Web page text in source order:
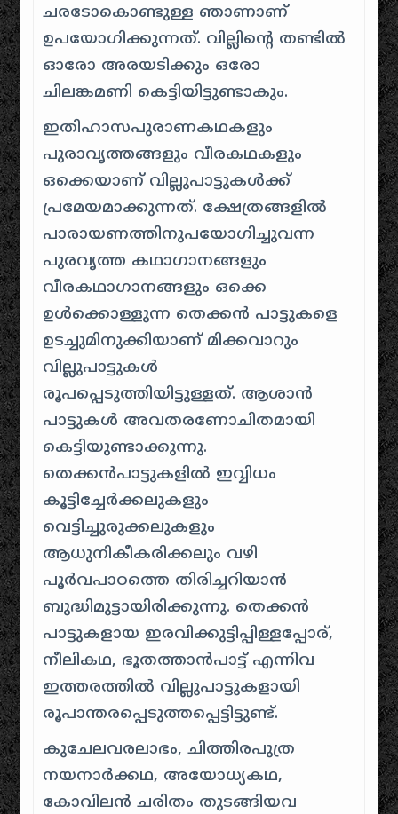
ചരടോകൊണ്ടുള്ള ഞാണാണ്‌
ഉപയോഗിക്കുന്നത്. വില്ലിന്റെ തണ്ടിൽ
ഓരോ അരയടിക്കും ഒരോ
ചിലങ്കമണി കെട്ടിയിട്ടുണ്ടാകും.
ഇതിഹാസപുരാണകഥകളും
പുരാവൃത്തങ്ങളും വീരകഥകളും
ഒക്കെയാണ്‌ വില്ലുപാട്ടുകൾക്ക്
പ്രമേയമാക്കുന്നത്. ക്ഷേത്രങ്ങളിൽ
പാരായണത്തിനുപയോഗിച്ചുവന്ന
പുരവൃത്ത കഥാഗാനങ്ങളും
വീരകഥാഗാനങ്ങളും ഒക്കെ
ഉൾക്കൊള്ളുന്ന തെക്കൻ പാട്ടുകളെ
ഉടച്ചുമിനുക്കിയാണ്‌ മിക്കവാറും
വില്ലുപാട്ടുകൾ
രൂപപ്പെടുത്തിയിട്ടുള്ളത്. ആശാൻ
പാട്ടുകൾ അവതരണോചിതമായി
കെട്ടിയുണ്ടാക്കുന്നു.
തെക്കൻപാട്ടുകളിൽ ഇവ്വിധം
കൂട്ടിച്ചേർക്കലുകളും
വെട്ടിച്ചുരുക്കലുകളും
ആധുനികീകരിക്കലും വഴി
പൂർവപാഠത്തെ തിരിച്ചറിയാൻ
ബുദ്ധിമുട്ടായിരിക്കുന്നു. തെക്കൻ
പാട്ടുകളായ ഇരവിക്കുട്ടിപ്പിള്ളപ്പോര്‌,
നീലികഥ, ഭൂതത്താൻപാട്ട് എന്നിവ
ഇത്തരത്തിൽ വില്ലുപാട്ടുകളായി
രൂപാന്തരപ്പെടുത്തപ്പെട്ടിട്ടുണ്ട്.
കുചേലവരലാഭം, ചിത്തിരപുത്ര
നയനാർക്കഥ, അയോധ്യകഥ,
കോവിലൻ ചരിതം തുടങ്ങിയവ